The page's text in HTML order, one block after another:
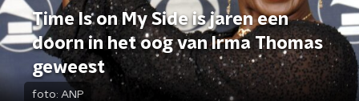
Time Is on My Side is jaren een
doorn in het oog van Irma Thomas
geweest
foto: ANP